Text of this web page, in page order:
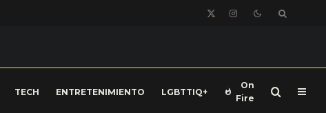
TECH ENTRETENIMIENTO LGBTTIQ+
On
Fire